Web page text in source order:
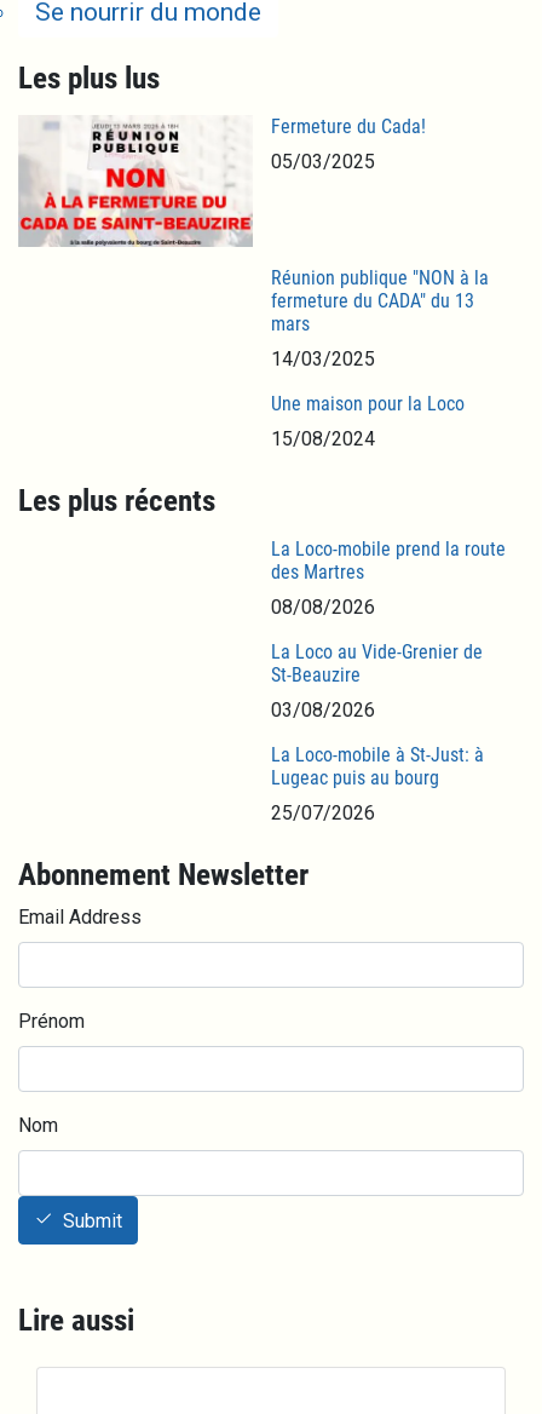
Se nourrir du monde
Les plus lus
Fermeture du Cada!
05/03/2025
Réunion publique "NON à la
fermeture du CADA" du 13
mars
14/03/2025
Une maison pour la Loco
15/08/2024
Les plus récents
La Loco-mobile prend la route
des Martres
08/08/2026
La Loco au Vide-Grenier de
St-Beauzire
03/08/2026
La Loco-mobile à St-Just: à
Lugeac puis au bourg
25/07/2026
Abonnement Newsletter
Email Address
Prénom
Nom
Submit
Lire aussi